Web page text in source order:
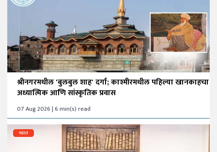
श्रीनगरमधील 'बुलबुल शाह' दर्गा; काश्मीरमधील पहिल्या खानकाहचा
अध्यात्मिक आणि सांस्कृतिक प्रवास
07 Aug 2026 | 6 min(s) read
भारत